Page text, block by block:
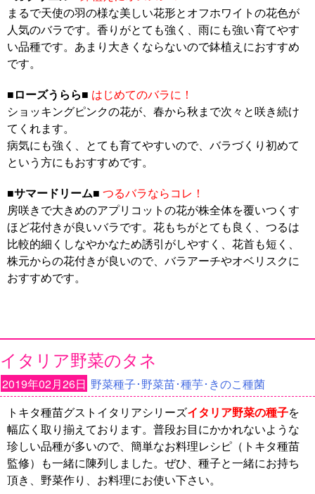
まるで天使の羽の様な美しい花形とオフホワイトの花色が
人気のバラです。香りがとても強く、雨にも強い育てやす
い品種です。あまり大きくならないので鉢植えにおすすめ
です。
■ローズうらら■ はじめてのバラに！
ショッキングピンクの花が、春から秋まで次々と咲き続け
てくれます。
病気にも強く、とても育てやすいので、バラづくり初めて
という方にもおすすめです。
■サマードリーム■ つるバラならコレ！
房咲きで大きめのアプリコットの花が株全体を覆いつくす
ほど花付きが良いバラです。花もちがとても良く、つるは
比較的細くしなやかなため誘引がしやすく、花首も短く、
株元からの花付きが良いので、バラアーチやオベリスクに
おすすめです。
イタリア野菜のタネ
2019年02月26日 野菜種子･野菜苗･種芋･きのこ種菌
トキタ種苗グストイタリアシリーズイタリア野菜の種子を
幅広く取り揃えております。普段お目にかかれないような
珍しい品種が多いので、簡単なお料理レシピ（トキタ種苗
監修）も一緒に陳列しました。ぜひ、種子と一緒にお持ち
頂き、野菜作り、お料理にお使い下さい。